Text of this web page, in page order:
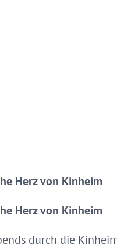
Herz von Kinheim
Herz von Kinheim
durch die